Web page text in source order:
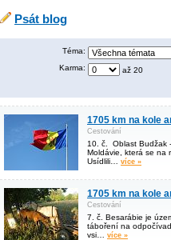
Psát blog
Téma:
Karma:
až 20
1705 km na kole
Cestování
10. č. Oblast Budžak
Moldávie, která se na
Usídlili… více »
1705 km na kole
Cestování
7. č. Besarábie je
táboření na
vsi… více »